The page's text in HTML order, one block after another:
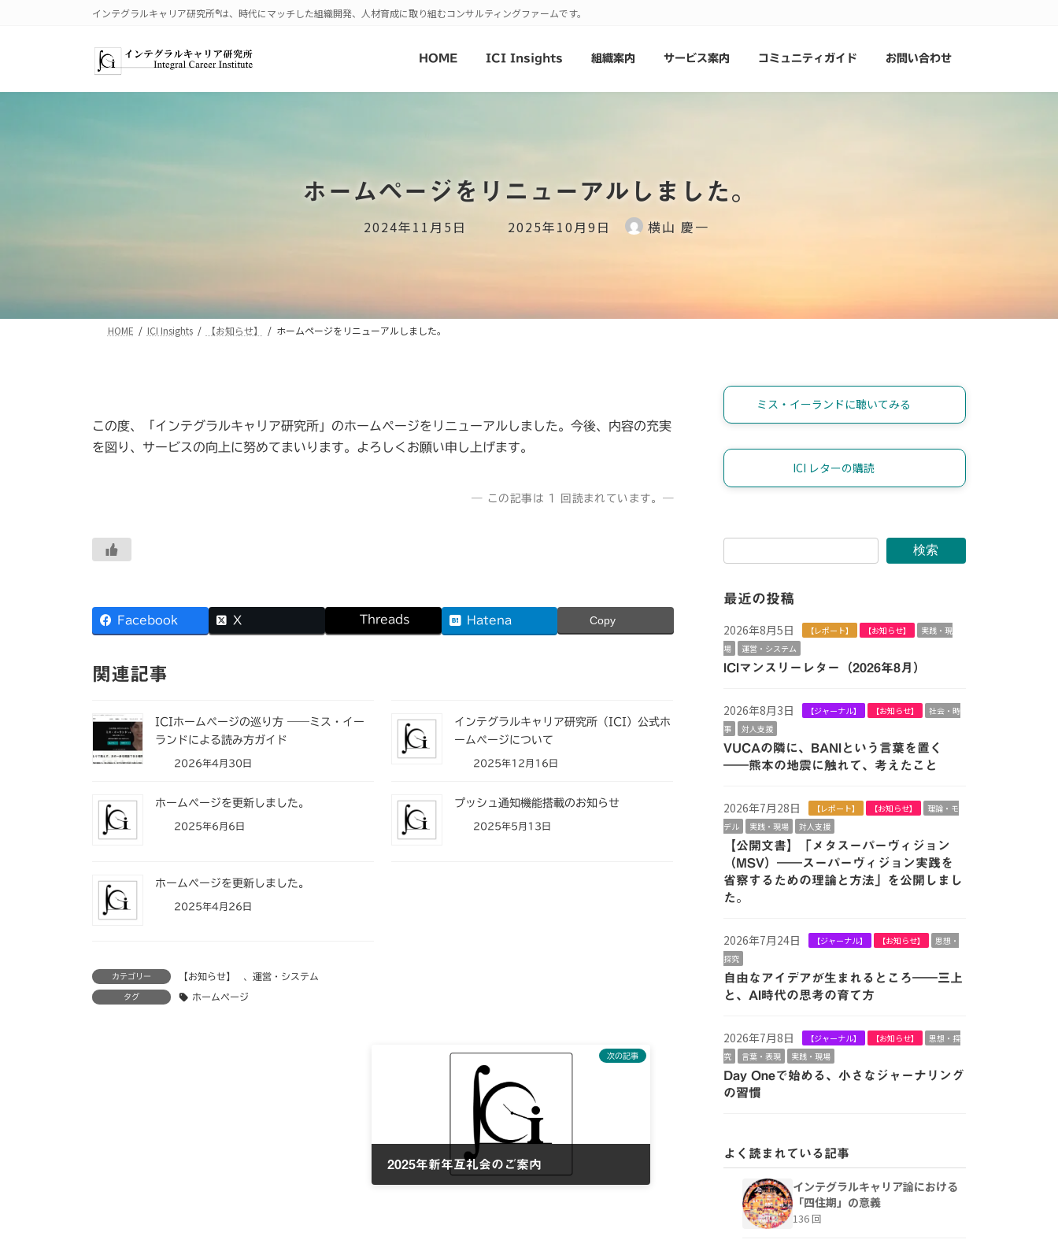
インテグラルキャリア研究所®は、時代にマッチした組織開発、人材育成に取り組むコンサルティングファームです。
HOME ICI Insights 組織案内 サービス案内 コミュニティガイド お問い合わせ
ホームページをリニューアルしました。
2024年11月5日
最
時
2025年10月9日 横山 慶一
HOME ICI Insights 【お知らせ】 ホームページをリニューアルしました。
この度、「インテグラルキャリア研究所」のホームページをリニューアルしました。今後、内容の充実
を図り、サービスの向上に努めてまいります。よろしくお願い申し上げます。
― この記事は 1 回読まれています。―
Facebook X Threads Hatena Copy
関連記事
ICIホームページの巡り方 ――ミス・イー
ランドによる読み方ガイド
2026年4月30日
インテグラルキャリア研究所（ICI）公式ホ
ームページについて
2025年12月16日
ホームページを更新しました。
2025年6月6日
プッシュ通知機能搭載のお知らせ
2025年5月13日
ホームページを更新しました。
2025年4月26日
カテゴリー 【お知らせ】 、 運営・システム
タグ ホームページ
次の記事
2025年新年互礼会のご案内
ミス・イーランドに聴いてみる
ICI レターの購読
検索
最近の投稿
2026年8月5日 【レポート】 【お知らせ】
実践・現
場
運営・システム
ICIマンスリーレター（2026年8月）
2026年8月3日 【ジャーナル】 【お知らせ】
社会・時
事
対人支援
VUCAの隣に、BANIという言葉を置く
――熊本の地震に触れて、考えたこと
2026年7月28日 【レポート】 【お知らせ】
理論・モ
デル
実践・現場 対人支援
【公開文書】「メタスーパーヴィジョン
（MSV）――スーパーヴィジョン実践を
省察するための理論と方法」を公開しまし
た。
2026年7月24日 【ジャーナル】 【お知らせ】
思想・
探究
自由なアイデアが生まれるところ――三上
と、AI時代の思考の育て方
2026年7月8日 【ジャーナル】 【お知らせ】
思想・探
究
言葉・表現 実践・現場
Day Oneで始める、小さなジャーナリング
の習慣
よく読まれている記事
インテグラルキャリア論における
「四住期」の意義
136 回